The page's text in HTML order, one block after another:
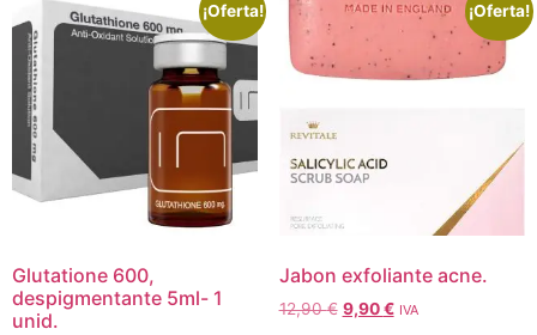
¡Oferta!
Glutatione 600,
despigmentante 5ml- 1
unid.
¡Oferta!
Jabon exfoliante acne.
12,90€ 9,90€ IVA